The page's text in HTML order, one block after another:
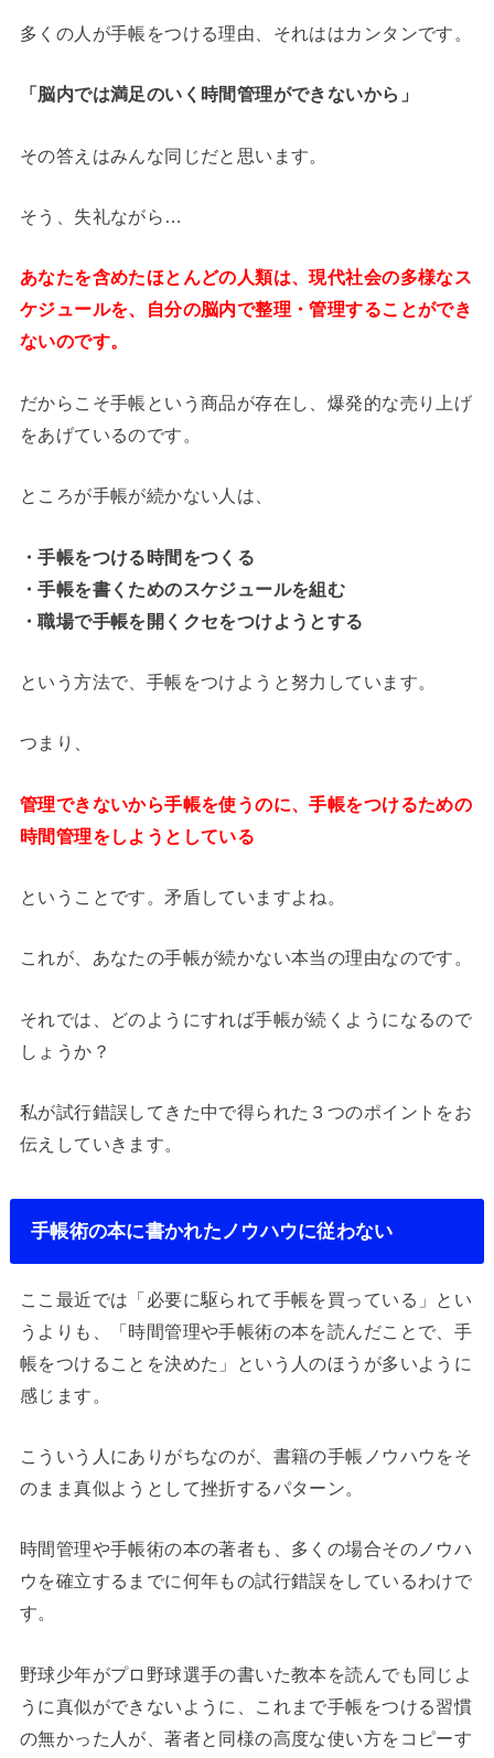
多くの人が手帳をつける理由、それははカンタンです。
「脳内では満足のいく時間管理ができないから」
その答えはみんな同じだと思います。
そう、失礼ながら…
あなたを含めたほとんどの人類は、現代社会の多様なス
ケジュールを、自分の脳内で整理・管理することができ
ないのです。
だからこそ手帳という商品が存在し、爆発的な売り上げ
をあげているのです。
ところが手帳が続かない人は、
・手帳をつける時間をつくる
・手帳を書くためのスケジュールを組む
・職場で手帳を開くクセをつけようとする
という方法で、手帳をつけようと努力しています。
つまり、
管理できないから手帳を使うのに、手帳をつけるための
時間管理をしようとしている
ということです。矛盾していますよね。
これが、あなたの手帳が続かない本当の理由なのです。
それでは、どのようにすれば手帳が続くようになるので
しょうか？
私が試行錯誤してきた中で得られた３つのポイントをお
伝えしていきます。
手帳術の本に書かれたノウハウに従わない
ここ最近では「必要に駆られて手帳を買っている」とい
うよりも、「時間管理や手帳術の本を読んだことで、手
帳をつけることを決めた」という人のほうが多いように
感じます。
こういう人にありがちなのが、書籍の手帳ノウハウをそ
のまま真似ようとして挫折するパターン。
時間管理や手帳術の本の著者も、多くの場合そのノウハ
ウを確立するまでに何年もの試行錯誤をしているわけで
す。
野球少年がプロ野球選手の書いた教本を読んでも同じよ
うに真似ができないように、これまで手帳をつける習慣
の無かった人が、著者と同様の高度な使い方をコピーす